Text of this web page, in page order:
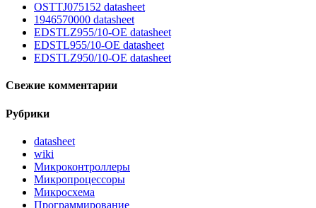
OSTTJ075152 datasheet
1946570000 datasheet
EDSTLZ955/10-OE datasheet
EDSTL955/10-OE datasheet
EDSTLZ950/10-OE datasheet
Свежие комментарии
Рубрики
datasheet
wiki
Микроконтроллеры
Микропроцессоры
Микросхема
Программирование